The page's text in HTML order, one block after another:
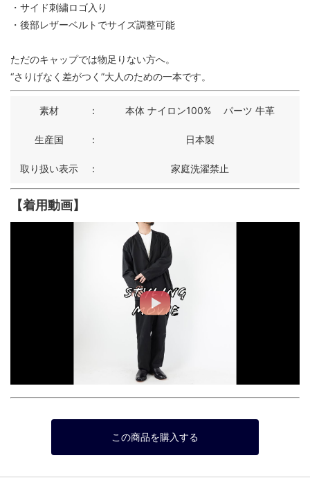
・サイド刺繍ロゴ入り
・後部レザーベルトでサイズ調整可能
ただのキャップでは物足りない方へ。
“さりげなく差がつく”大人のための一本です。
素材 ： 本体 ナイロン100% パーツ 牛革
生産国 ： 日本製
取り扱い表示 ： 家庭洗濯禁止
【着用動画】
この商品を購入する